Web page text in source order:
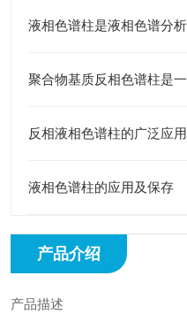
液相色谱柱是液相色谱分
聚合物基质反相色谱柱是
反相液相色谱柱的广泛应用
液相色谱柱的应用及保存
产品介绍
产品描述